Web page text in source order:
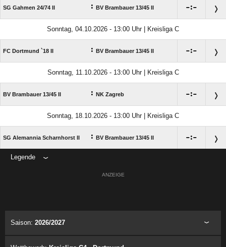
SG Gahmen 24/​74 II : BV Brambauer 13/​45 II :
Sonntag, 04.10.2026 - 13:00 Uhr | Kreisliga C
FC Dortmund `18 II : BV Brambauer 13/​45 II :
Sonntag, 11.10.2026 - 13:00 Uhr | Kreisliga C
BV Brambauer 13/​45 II : NK Zagreb :
Sonntag, 18.10.2026 - 13:00 Uhr | Kreisliga C
SG Alemannia Scharnhorst II : BV Brambauer 13/​45 II :
Legende
ANZEIGE
Saison: 2026/2027